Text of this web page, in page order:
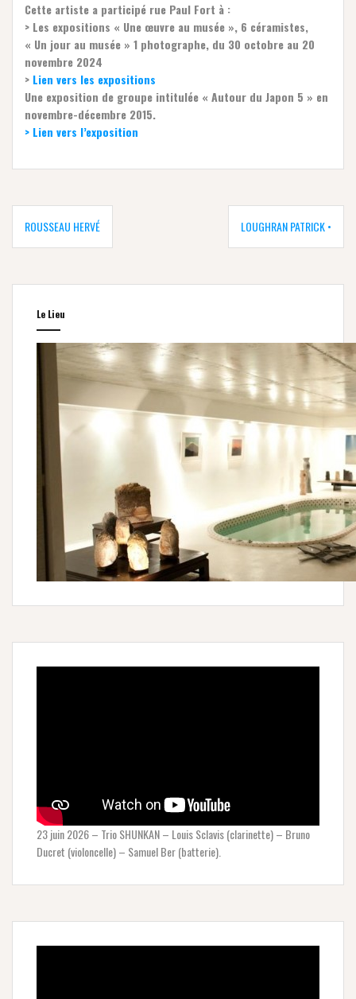
Cette artiste a participé rue Paul Fort à :
> Les expositions « Une œuvre au musée », 6 céramistes,
« Un jour au musée » 1 photographe, du 30 octobre au 20
novembre 2024
> Lien vers les expositions
Une exposition de groupe intitulée « Autour du Japon 5 » en
novembre-décembre 2015.
> Lien vers l’exposition
Navigation
ROUSSEAU HERVÉ LOUGHRAN PATRICK •
Le Lieu
23 juin 2026 – Trio SHUNKAN – Louis Sclavis (clarinette) – Bruno
Ducret (violoncelle) – Samuel Ber (batterie).